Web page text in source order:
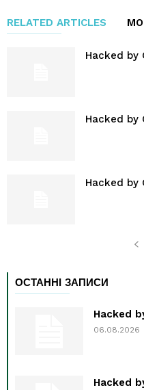
RELATED ARTICLES
Hacked by
Hacked by
Hacked by
ОСТАННІ ЗАПИСИ
Hacked
06.08.2026
Hacked